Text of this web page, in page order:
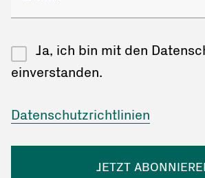
Ja, ich bin mit den
einverstanden.
Datenschutzrichtlinien
JETZT